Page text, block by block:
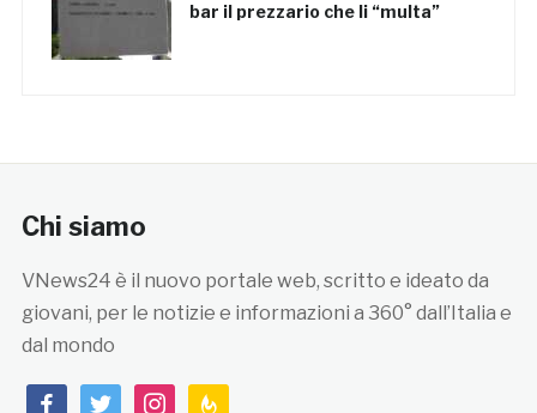
bar il prezzario che li “multa”
Chi siamo
VNews24 è il nuovo portale web, scritto e ideato da
giovani, per le notizie e informazioni a 360° dall’Italia e
dal mondo
facebooktwitterinstagramfeedburner